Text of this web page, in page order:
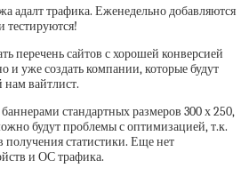
адалт трафика. Еженедельно добавляются
тестируются!
перечень сайтов с хорошей конверсией
и уже создать компании, которые будут
нам вайтлист.
стандартных размеров 300 х 250,
будут проблемы с оптимизацией, т.к.
статистики. Еще нет
и ОС трафика.